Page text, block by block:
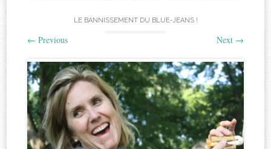
LE BANNISSEMENT DU BLUE-JEANS !
← Previous Next →